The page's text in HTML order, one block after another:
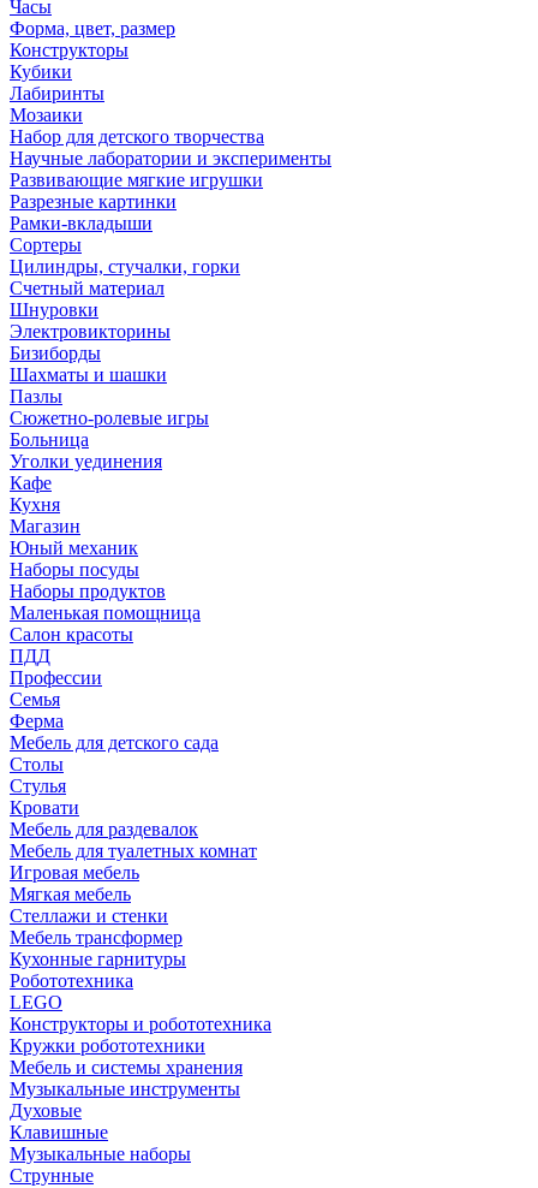
Часы
Форма, цвет, размер
Конструкторы
Кубики
Лабиринты
Мозаики
Набор для детского творчества
Научные лаборатории и эксперименты
Развивающие мягкие игрушки
Разрезные картинки
Рамки-вкладыши
Сортеры
Цилиндры, стучалки, горки
Счетный материал
Шнуровки
Электровикторины
Бизиборды
Шахматы и шашки
Пазлы
Сюжетно-ролевые игры
Больница
Уголки уединения
Кафе
Кухня
Магазин
Юный механик
Наборы посуды
Наборы продуктов
Маленькая помощница
Салон красоты
ПДД
Профессии
Семья
Ферма
Мебель для детского сада
Столы
Cтулья
Кровати
Мебель для раздевалок
Мебель для туалетных комнат
Игровая мебель
Мягкая мебель
Стеллажи и стенки
Мебель трансформер
Кухонные гарнитуры
Робототехника
LEGO
Конструкторы и робототехника
Кружки робототехники
Мебель и системы хранения
Музыкальные инструменты
Духовые
Клавишные
Музыкальные наборы
Струнные